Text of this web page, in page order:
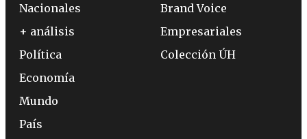
Nacionales
+ análisis
Política
Economía
Mundo
País
Brand Voice
Empresariales
Colección ÚH